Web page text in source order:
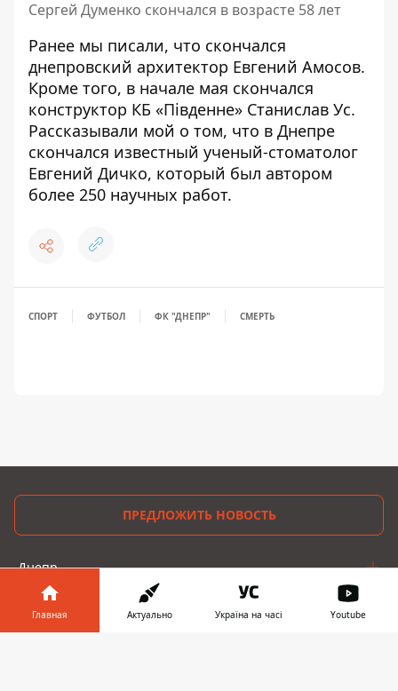
Сергей Думенко скончался в возрасте 58 лет
Ранее мы писали, что скончался
днепровский архитектор Евгений Амосов.
Кроме того, в начале мая скончался
конструктор КБ «Південне» Станислав Ус.
Рассказывали мой о том, что в Днепре
скончался известный ученый-стоматолог
Евгений Дичко, который был автором
более 250 научных работ.
СПОРТ ФУТБОЛ ФК "ДНЕПР" СМЕРТЬ
ПРЕДЛОЖИТЬ НОВОСТЬ
Днепр
Область
Главная Актуально Україна на часі Youtube